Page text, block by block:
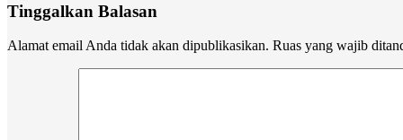
Tinggalkan Balasan
Alamat email Anda tidak akan dipublikasikan. Ruas yang wajib